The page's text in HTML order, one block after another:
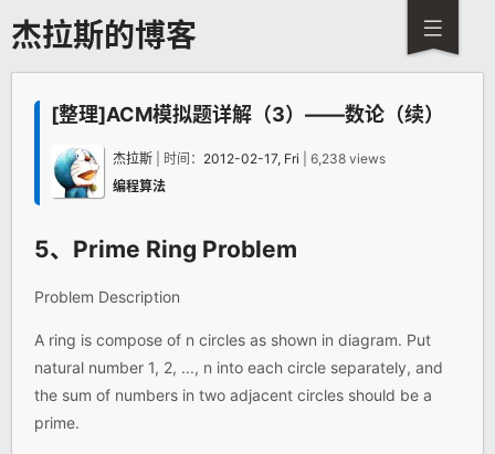
杰拉斯的博客
[整理]ACM模拟题详解（3）——数论（续）
杰拉斯 | 时间： 2012-02-17, Fri | 6,238 views
编程算法
5、Prime Ring Problem
Problem Description
A ring is compose of n circles as shown in diagram. Put
natural number 1, 2, ..., n into each circle separately, and
the sum of numbers in two adjacent circles should be a
prime.